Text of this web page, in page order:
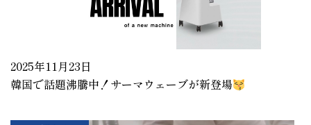
2025年11月23日
韓国で話題沸騰中！サーマウェーブが新登場